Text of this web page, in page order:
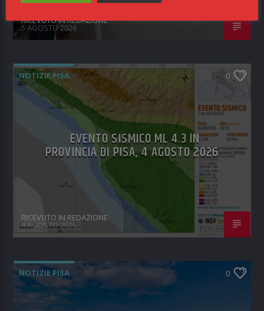
RICEVUTO IN REDAZIONE
5 AGOSTO 2026
NOTIZIE PISA 0
EVENTO SISMICO ML 4.3 IN
PROVINCIA DI PISA, 4 AGOSTO 2026
RICEVUTO IN REDAZIONE
4 AGOSTO 2026
NOTIZIE PISA 0